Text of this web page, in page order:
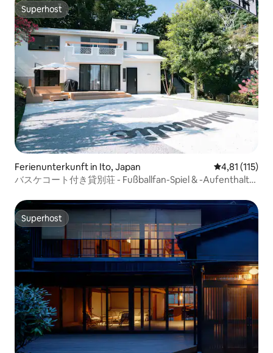
Superhost
Superhost
Ferienunterkunft in Ito, Japan
4,81 (115)
バスケコート付き貸別荘 - Fußballfan-Spiel & -Aufenthalt
Superhost
Superhost